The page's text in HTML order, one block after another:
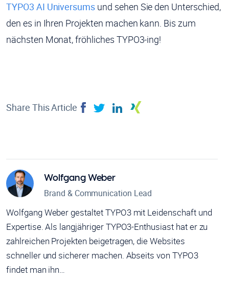
TYPO3 AI Universums und sehen Sie den Unterschied,
den es in Ihren Projekten machen kann. Bis zum
nächsten Monat, fröhliches TYPO3-ing!
Share This Article
Wolfgang Weber
Brand & Communication Lead
Wolfgang Weber gestaltet TYPO3 mit Leidenschaft und
Expertise. Als langjähriger TYPO3-Enthusiast hat er zu
zahlreichen Projekten beigetragen, die Websites
schneller und sicherer machen. Abseits von TYPO3
findet man ihn…